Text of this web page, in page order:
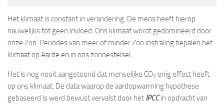
Het klimaat is constant in verandering. De mens heeft hierop
nauwelijks tot geen invloed. Ons klimaat wordt gedomineerd door
onze Zon. Periodes van meer of minder Zon instraling bepalen het
klimaat op Aarde en in ons zonnestelsel.
Het is nog nooit aangetoond dat menselijke CO₂ enig effect heeft
op ons klimaat. De data waarop de aardopwarming hypothese
gebaseerd is werd bewust vervalst door het IPCCin opdracht van